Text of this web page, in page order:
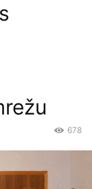
678